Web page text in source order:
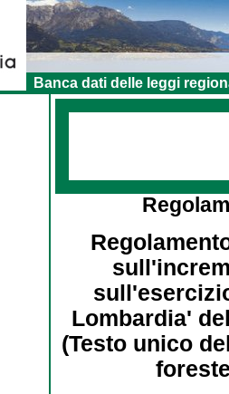
Banca dati delle leggi
Lombardia'
(Testo unico